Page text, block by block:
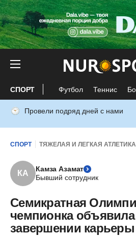
СПОРТ Футбол Теннис
Провели подряд дней с нами
СПОРТ ТЯЖЕЛАЯ И ЛЕГКАЯ АТЛЕТИКА
КА
Камза Азамат
Бывший сотрудник
Семикратная
чемпионка
завершении карьеры